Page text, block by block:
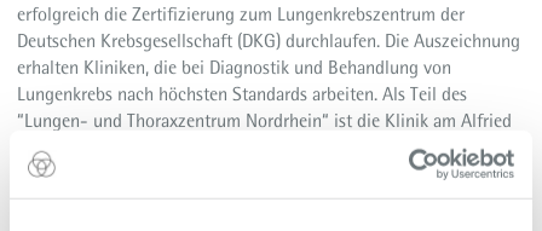
erfolgreich die Zertifizierung zum Lungenkrebszentrum der
Deutschen Krebsgesellschaft (DKG) durchlaufen. Die Auszeichnung
erhalten Kliniken, die bei Diagnostik und Behandlung von
Lungenkrebs nach höchsten Standards arbeiten. Als Teil des
“Lungen- und Thoraxzentrum Nordrhein“ ist die Klinik am Alfried
Krupp Krankenhaus in Essen-Steele nun Teil eines deutschen
Spitzenzentrum für Krebserkrankungen in der Lunge. Patienten mit
Lungenkarzinom können in Partnerschaft mit dem Fachbereich in